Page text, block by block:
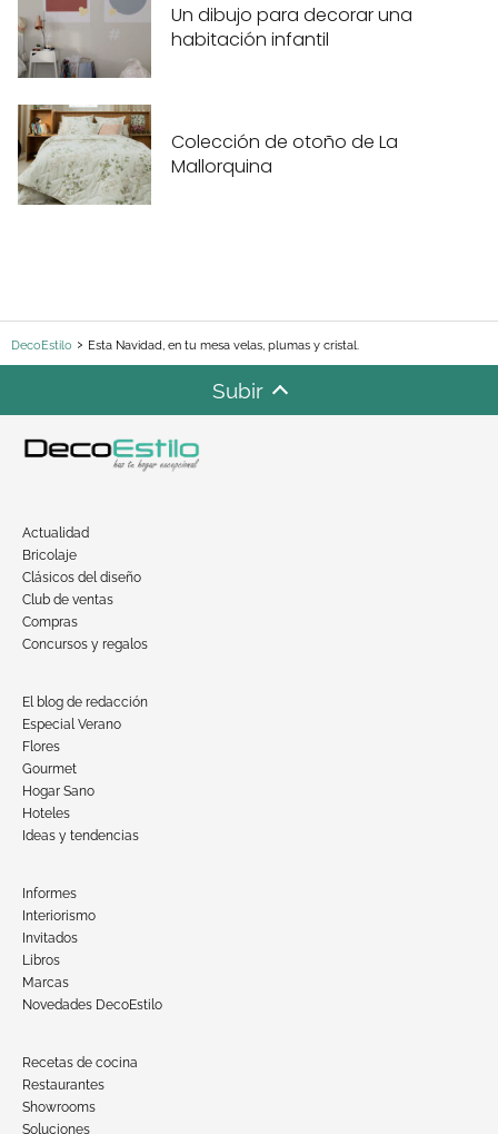
Un dibujo para decorar una
habitación infantil
Colección de otoño de La
Mallorquina
DecoEstilo Esta Navidad, en tu mesa velas, plumas y cristal.
Subir
Actualidad
Bricolaje
Clásicos del diseño
Club de ventas
Compras
Concursos y regalos
El blog de redacción
Especial Verano
Flores
Gourmet
Hogar Sano
Hoteles
Ideas y tendencias
Informes
Interiorismo
Invitados
Libros
Marcas
Novedades DecoEstilo
Recetas de cocina
Restaurantes
Showrooms
Soluciones